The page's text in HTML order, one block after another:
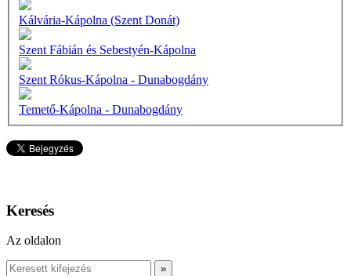
Kálvária-Kápolna (Szent Donát)
Szent Fábián és Sebestyén-Kápolna
Szent Rókus-Kápolna - Dunabogdány
Temető-Kápolna - Dunabogdány
Keresés
Az oldalon